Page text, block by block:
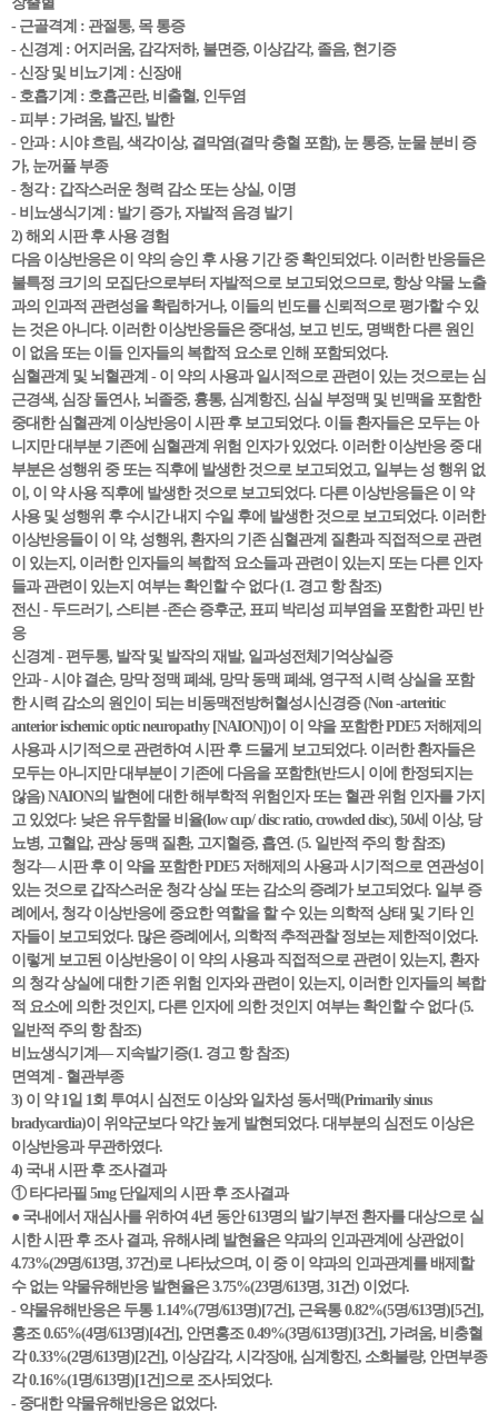
- 근골격계 : 관절통, 목 통증
- 신경계 : 어지러움, 감각저하, 불면증, 이상감각, 졸음, 현기증
- 신장 및 비뇨기계 : 신장애
- 호흡기계 : 호흡곤란, 비출혈, 인두염
- 피부 : 가려움, 발진, 발한
- 안과 : 시야 흐림, 색각이상, 결막염(결막 충혈 포함), 눈 통증, 눈물 분비 증
가, 눈꺼풀 부종
- 청각 : 갑작스러운 청력 감소 또는 상실, 이명
- 비뇨생식기계 : 발기 증가, 자발적 음경 발기
2) 해외 시판 후 사용 경험
다음 이상반응은 이 약의 승인 후 사용 기간 중 확인되었다. 이러한 반응들은
불특정 크기의 모집단으로부터 자발적으로 보고되었으므로, 항상 약물 노출
과의 인과적 관련성을 확립하거나, 이들의 빈도를 신뢰적으로 평가할 수 있
는 것은 아니다. 이러한 이상반응들은 중대성, 보고 빈도, 명백한 다른 원인
이 없음 또는 이들 인자들의 복합적 요소로 인해 포함되었다.
심혈관계 및 뇌혈관계 - 이 약의 사용과 일시적으로 관련이 있는 것으로는 심
근경색, 심장 돌연사, 뇌졸중, 흉통, 심계항진, 심실 부정맥 및 빈맥을 포함한
중대한 심혈관계 이상반응이 시판 후 보고되었다. 이들 환자들은 모두는 아
니지만 대부분 기존에 심혈관계 위험 인자가 있었다. 이러한 이상반응 중 대
부분은 성행위 중 또는 직후에 발생한 것으로 보고되었고, 일부는 성 행위 없
이, 이 약 사용 직후에 발생한 것으로 보고되었다. 다른 이상반응들은 이 약
사용 및 성행위 후 수시간 내지 수일 후에 발생한 것으로 보고되었다. 이러한
이상반응들이 이 약, 성행위, 환자의 기존 심혈관계 질환과 직접적으로 관련
이 있는지, 이러한 인자들의 복합적 요소들과 관련이 있는지 또는 다른 인자
들과 관련이 있는지 여부는 확인할 수 없다 (1. 경고 항 참조)
전신 - 두드러기, 스티븐 -존슨 증후군, 표피 박리성 피부염을 포함한 과민 반
응
신경계 - 편두통, 발작 및 발작의 재발, 일과성전체기억상실증
안과 - 시야 결손, 망막 정맥 폐쇄, 망막 동맥 폐쇄, 영구적 시력 상실을 포함
한 시력 감소의 원인이 되는 비동맥전방허혈성시신경증 (Non -arteritic
anterior ischemic optic neuropathy [NAION])이 이 약을 포함한 PDE5 저해제의
사용과 시기적으로 관련하여 시판 후 드물게 보고되었다. 이러한 환자들은
모두는 아니지만 대부분이 기존에 다음을 포함한(반드시 이에 한정되지는
않음) NAION의 발현에 대한 해부학적 위험인자 또는 혈관 위험 인자를 가지
고 있었다: 낮은 유두함몰 비율(low cup/ disc ratio, crowded disc), 50세 이상, 당
뇨병, 고혈압, 관상 동맥 질환, 고지혈증, 흡연. (5. 일반적 주의 항 참조)
청각— 시판 후 이 약을 포함한 PDE5 저해제의 사용과 시기적으로 연관성이
있는 것으로 갑작스러운 청각 상실 또는 감소의 증례가 보고되었다. 일부 증
례에서, 청각 이상반응에 중요한 역할을 할 수 있는 의학적 상태 및 기타 인
자들이 보고되었다. 많은 증례에서, 의학적 추적관찰 정보는 제한적이었다.
이렇게 보고된 이상반응이 이 약의 사용과 직접적으로 관련이 있는지, 환자
의 청각 상실에 대한 기존 위험 인자와 관련이 있는지, 이러한 인자들의 복합
적 요소에 의한 것인지, 다른 인자에 의한 것인지 여부는 확인할 수 없다 (5.
일반적 주의 항 참조)
비뇨생식기계— 지속발기증(1. 경고 항 참조)
면역계 - 혈관부종
3) 이 약 1일 1회 투여시 심전도 이상와 일차성 동서맥(Primarily sinus
bradycardia)이 위약군보다 약간 높게 발현되었다. 대부분의 심전도 이상은
이상반응과 무관하였다.
4) 국내 시판 후 조사결과
① 타다라필 5mg 단일제의 시판 후 조사결과
● 국내에서 재심사를 위하여 4년 동안 613명의 발기부전 환자를 대상으로 실
시한 시판 후 조사 결과, 유해사례 발현율은 약과의 인과관계에 상관없이
4.73%(29명/613명, 37건)로 나타났으며, 이 중 이 약과의 인과관계를 배제할
수 없는 약물유해반응 발현율은 3.75%(23명/613명, 31건) 이었다.
- 약물유해반응은 두통 1.14%(7명/613명)[7건], 근육통 0.82%(5명/613명)[5건],
홍조 0.65%(4명/613명)[4건], 안면홍조 0.49%(3명/613명)[3건], 가려움, 비충혈
각 0.33%(2명/613명)[2건], 이상감각, 시각장애, 심계항진, 소화불량, 안면부종
각 0.16%(1명/613명)[1건]으로 조사되었다.
- 중대한 약물유해반응은 없었다.